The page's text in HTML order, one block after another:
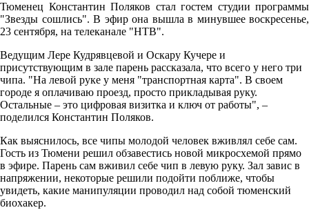
Тюменец Константин Поляков стал гостем студии программы
"Звезды сошлись". В эфир она вышла в минувшее воскресенье,
23 сентября, на телеканале "НТВ".
Ведущим Лере Кудрявцевой и Оскару Кучере и
присутствующим в зале парень рассказала, что всего у него три
чипа. "На левой руке у меня "транспортная карта". В своем
городе я оплачиваю проезд, просто прикладывая руку.
Остальные – это цифровая визитка и ключ от работы", –
поделился Константин Поляков.
Как выяснилось, все чипы молодой человек вживлял себе сам.
Гость из Тюмени решил обзавестись новой микросхемой прямо
в эфире. Парень сам вживил себе чип в левую руку. Зал завис в
напряжении, некоторые решили подойти поближе, чтобы
увидеть, какие манипуляции проводил над собой тюменский
биохакер.